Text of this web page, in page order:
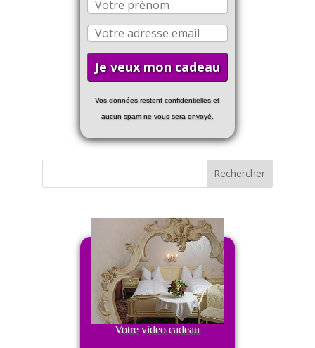
Vos données restent confidentielles et
aucun spam ne vous sera envoyé.
Votre video cadeau